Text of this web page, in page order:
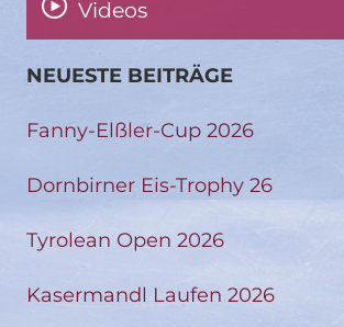
Videos
NEUESTE BEITRÄGE
Fanny-Elßler-Cup 2026
Dornbirner Eis-Trophy 26
Tyrolean Open 2026
Kasermandl Laufen 2026